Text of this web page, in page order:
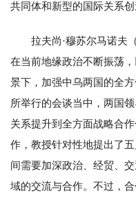
共同体和新型的国际关系
拉夫尚·穆苏尔马诺夫
在当前地缘政治不断振荡
景下，加强中乌两国的全
所举行的会谈当中，两国
关系提升到全方面战略合
作，教授针对性地提出了
间需要加深政治、经贸、
域的交流与合作。不过，